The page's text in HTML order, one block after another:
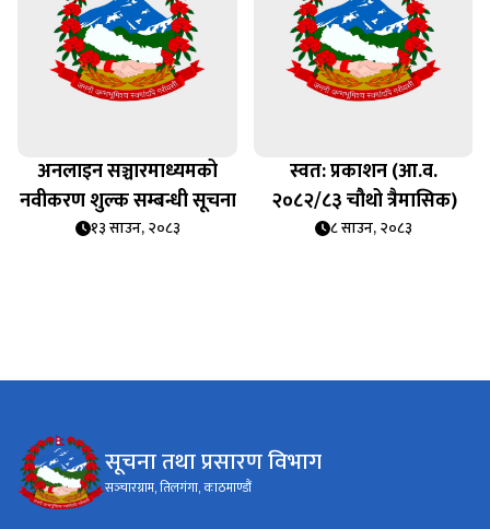
अनलाइन सञ्चारमाध्यमको
नवीकरण शुल्क सम्बन्धी सूचना
१३ साउन, २०८३
स्वत: प्रकाशन (आ.व.
२०८२/८३ चौथो त्रैमासिक)
८ साउन, २०८३
सूचना तथा प्रसारण विभाग
सञ्‍चारग्राम, तिलगंगा, काठमाण्डौं